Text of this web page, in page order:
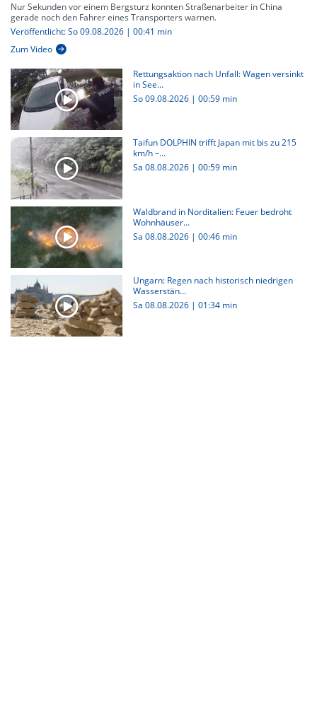
Nur Sekunden vor einem Bergsturz konnten Straßenarbeiter in China
gerade noch den Fahrer eines Transporters warnen.
Veröffentlicht: So 09.08.2026 | 00:41 min
Zum Video
Rettungsaktion nach Unfall: Wagen versinkt
in See...
So 09.08.2026 | 00:59 min
Taifun DOLPHIN trifft Japan mit bis zu 215
km/h –...
Sa 08.08.2026 | 00:59 min
Waldbrand in Norditalien: Feuer bedroht
Wohnhäuser...
Sa 08.08.2026 | 00:46 min
Ungarn: Regen nach historisch niedrigen
Wasserstän...
Sa 08.08.2026 | 01:34 min